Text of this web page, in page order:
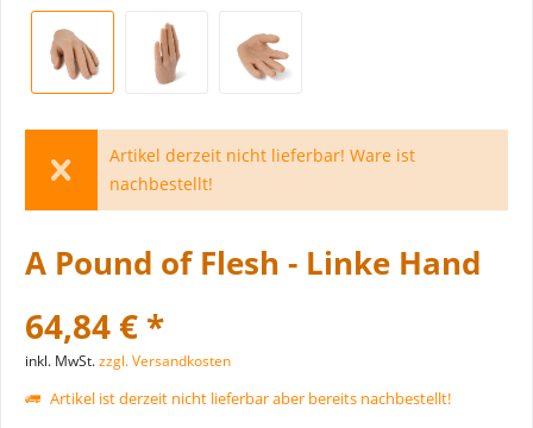
Artikel derzeit nicht lieferbar! Ware ist
nachbestellt!
A Pound of Flesh - Linke Hand
64,84 € *
inkl. MwSt.zzgl. Versandkosten
Artikel ist derzeit nicht lieferbar aber bereits nachbestellt!